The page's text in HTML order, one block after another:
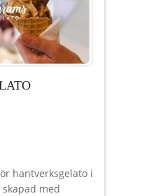
hantverksgelato i
med